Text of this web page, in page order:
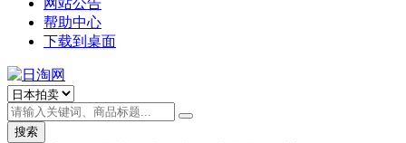
网站公告
帮助中心
下载到桌面
搜索